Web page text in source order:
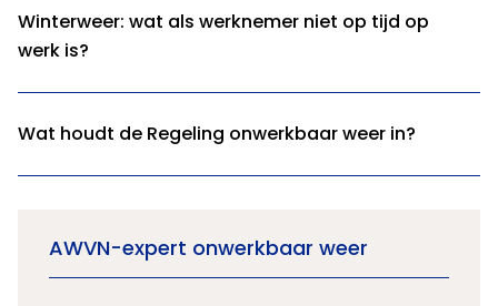
Winterweer: wat als werknemer niet op tijd op
werk is?
Wat houdt de Regeling onwerkbaar weer in?
AWVN-expert onwerkbaar weer